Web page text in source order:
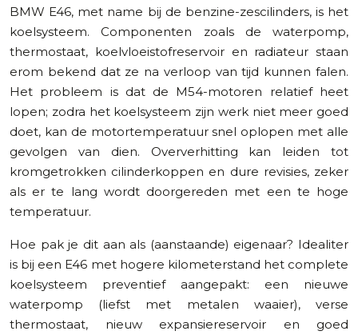
BMW E46, met name bij de benzine-zescilinders, is het
koelsysteem. Componenten zoals de waterpomp,
thermostaat, koelvloeistofreservoir en radiateur staan
erom bekend dat ze na verloop van tijd kunnen falen.
Het probleem is dat de M54-motoren relatief heet
lopen; zodra het koelsysteem zijn werk niet meer goed
doet, kan de motortemperatuur snel oplopen met alle
gevolgen van dien. Oververhitting kan leiden tot
kromgetrokken cilinderkoppen en dure revisies, zeker
als er te lang wordt doorgereden met een te hoge
temperatuur.
Hoe pak je dit aan als (aanstaande) eigenaar? Idealiter
is bij een E46 met hogere kilometerstand het complete
koelsysteem preventief aangepakt: een nieuwe
waterpomp (liefst met metalen waaier), verse
thermostaat, nieuw expansiereservoir en goed